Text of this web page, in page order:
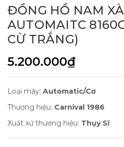
ĐỒNG HỒ NAM
AUTOMAITC
CỪ TRẮNG)
5.200.000₫
Loại máy: Automatic/Cơ
Thương hiệu: Carnival 1986
Xuất xứ thương hiệu: Thụy Sĩ